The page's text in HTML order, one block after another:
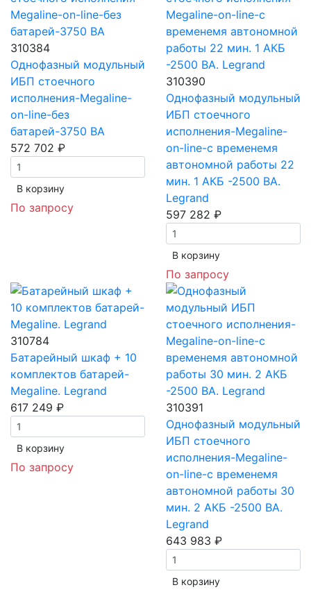
310384
Однофазный модульный
ИБП стоечного
исполнения-Megaline-
on-line-без
батарей-3750 ВА
572 702 ₽
В корзинy
По запросу
310390
Однофазный модульный
ИБП стоечного
исполнения-Megaline-
on-line-с временемя
автономной работы 22
мин. 1 АКБ -2500 ВА.
Legrand
597 282 ₽
В корзинy
По запросу
310784
Батарейный шкаф + 10
комплектов батарей-
Megaline. Legrand
617 249 ₽
В корзинy
По запросу
310391
Однофазный модульный
ИБП стоечного
исполнения-Megaline-
on-line-с временемя
автономной работы 30
мин. 2 АКБ -2500 ВА.
Legrand
643 983 ₽
В корзинy